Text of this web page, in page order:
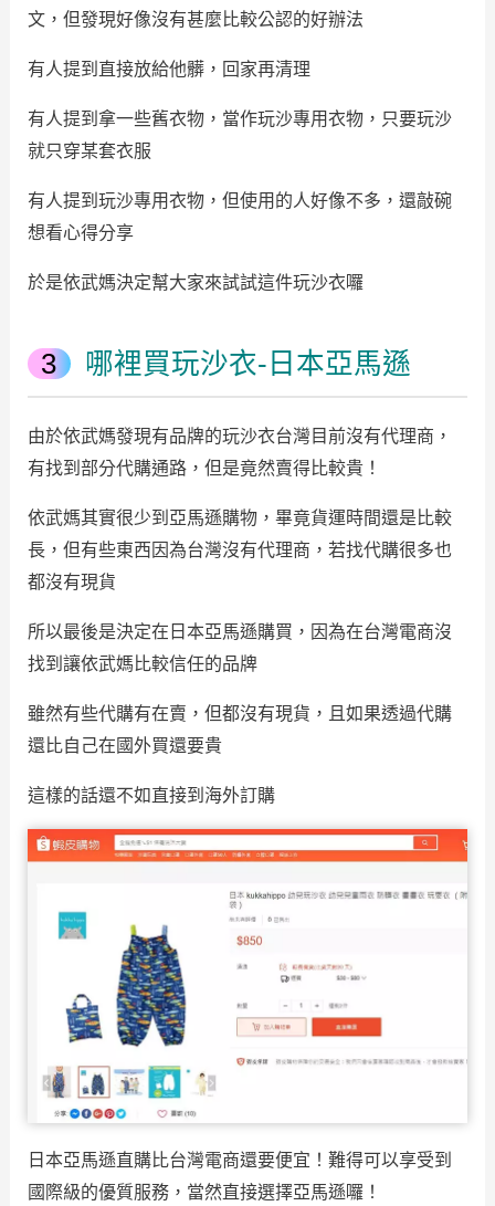
文，但發現好像沒有甚麼比較公認的好辦法
有人提到直接放給他髒，回家再清理
有人提到拿一些舊衣物，當作玩沙專用衣物，只要玩沙
就只穿某套衣服
有人提到玩沙專用衣物，但使用的人好像不多，還敲碗
想看心得分享
於是依武媽決定幫大家來試試這件玩沙衣囉
哪裡買玩沙衣-日本亞馬遜
由於依武媽發現有品牌的玩沙衣台灣目前沒有代理商，
有找到部分代購通路，但是竟然賣得比較貴！
依武媽其實很少到亞馬遜購物，畢竟貨運時間還是比較
長，但有些東西因為台灣沒有代理商，若找代購很多也
都沒有現貨
所以最後是決定在日本亞馬遜購買，因為在台灣電商沒
找到讓依武媽比較信任的品牌
雖然有些代購有在賣，但都沒有現貨，且如果透過代購
還比自己在國外買還要貴
這樣的話還不如直接到海外訂購
日本亞馬遜直購比台灣電商還要便宜！難得可以享受到
國際級的優質服務，當然直接選擇亞馬遜囉！